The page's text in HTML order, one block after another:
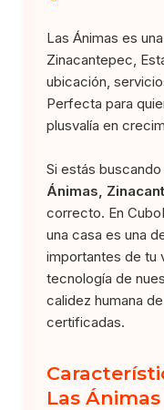
Las Ánimas es
Zinacantepec,
ubicación,
Perfecta para
plusvalía en
Si estás buscando
Ánimas,
correcto. En
una casa es una
importantes de tu
tecnología de
calidez humana
certificadas.
Las Ánimas